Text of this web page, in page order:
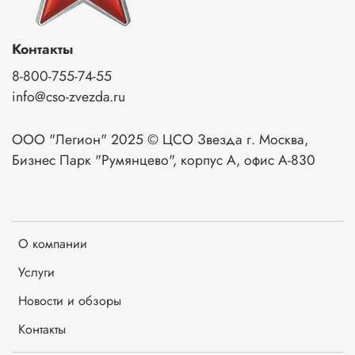
3.Автоматический атмосферный клапан выравнивает
давление в кейсе, при этом сохраняя герметичность, что
позволяет открыть кейс без затруднений при перевозке
авиатранспортом.
4. Многие модели имеют окошко для размещения
бейджа с информацией.
5. Все металлические компоненты выполнены из
нержавеющей стали
О компании
Услуги
Новости и обзоры
Контакты
Контакты
8-800-755-74-55
info@cso-zvezda.ru
ООО "Легион" 2025 © ЦСО Звезда г. Москва,
Бизнес Парк "Румянцево", корпус А, офис А-830